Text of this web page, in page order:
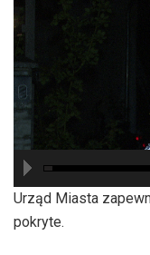
Urząd Miasta
pokryte.